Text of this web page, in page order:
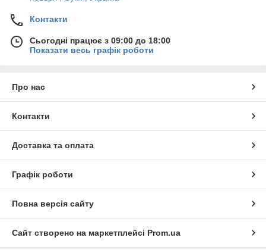
Контакти
Сьогодні працює з 09:00 до 18:00
Показати весь графік роботи
Про нас
Контакти
Доставка та оплата
Графік роботи
Повна версія сайту
Сайт створено на маркетплейсі Prom.ua